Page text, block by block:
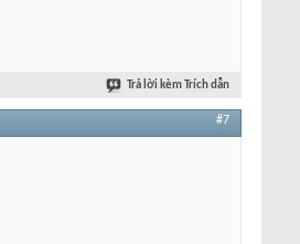
Trả lời kèm Trích dẫn
#7